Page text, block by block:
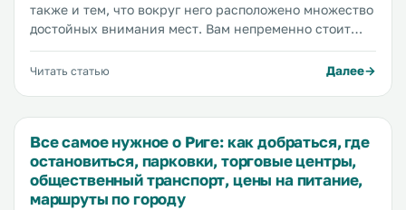
также и тем, что вокруг него расположено множество
достойных внимания мест. Вам непременно стоит
посетить близлежащие латвийские города, такие
как...
Читать статью Далее
Все самое нужное о Риге: как добраться, где
остановиться, парковки, торговые центры,
общественный транспорт, цены на питание,
маршруты по городу